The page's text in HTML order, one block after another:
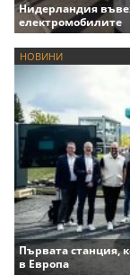
Нидерландия
електромобилите
НОВИНИ
Първата станция,
в Европа